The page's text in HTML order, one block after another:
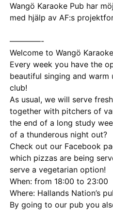
Wangö Karaoke Pub har
med hjälp av AF:s
————-
Welcome to Wangö
Every week you have the
beautiful singing and
club!
As usual, we will serve
together with pitchers of
the end of a long study
of a thunderous night out?
Check out our Facebook
which pizzas are being
serve a vegetarian option!
When: from 18:00 to 23:00
Where: Hallands Nation’s
By going to our pub you